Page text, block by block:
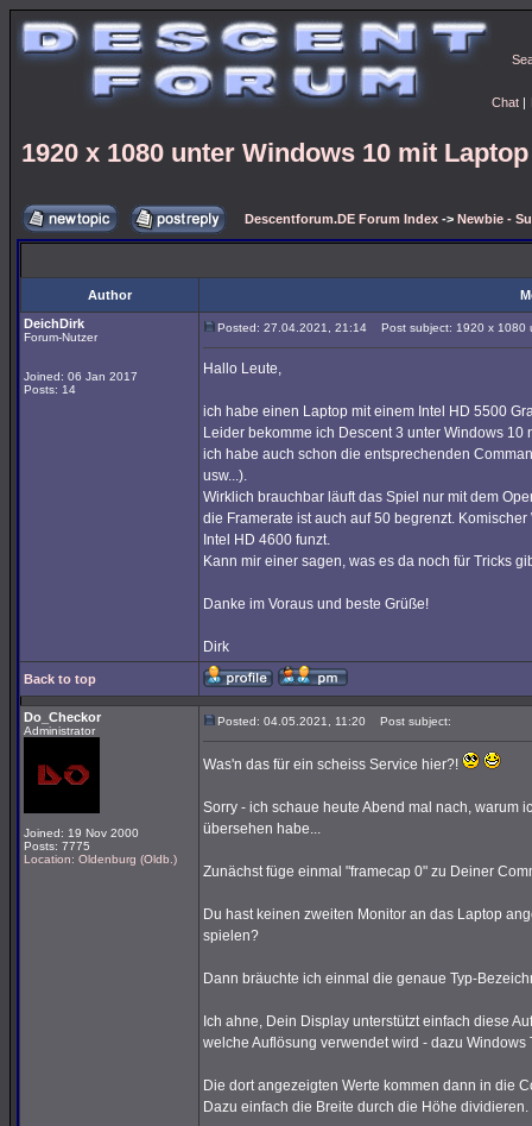
Chat |
1920 x 1080 unter Windows 10 mit
Descentforum.DE Forum Index -> Newbie -
Author
DeichDirk
Forum-Nutzer
Joined: 06 Jan 2017
Posts: 14
Posted: 27.04.2021, 21:14 Post subject: 1920 x 1080
Hallo Leute,
ich habe einen Laptop mit einem Intel HD 5500
Leider bekomme ich Descent 3 unter Windows
ich habe auch schon die entsprechenden
usw...).
Wirklich brauchbar läuft das Spiel nur mit dem
die Framerate ist auch auf 50 begrenzt.
Intel HD 4600 funzt.
Kann mir einer sagen, was es da noch für Tricks
Danke im Voraus und beste Grüße!
Dirk
Back to top
Do_Checkor
Administrator
Joined: 19 Nov 2000
Posts: 7775
Location: Oldenburg (Oldb.)
Posted: 04.05.2021, 11:20 Post subject:
Was'n das für ein scheiss Service hier?!
Sorry - ich schaue heute Abend mal nach, warum
übersehen habe...
Zunächst füge einmal "framecap 0" zu Deiner
Du hast keinen zweiten Monitor an das Laptop
spielen?
Dann bräuchte ich einmal die genaue Typ-
Ich ahne, Dein Display unterstützt einfach diese
welche Auflösung verwendet wird - dazu
Die dort angezeigten Werte kommen dann in die
Dazu einfach die Breite durch die Höhe dividieren.